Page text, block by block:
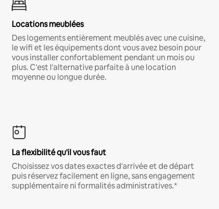
Locations meublées
Des logements entièrement meublés avec une cuisine,
le wifi et les équipements dont vous avez besoin pour
vous installer confortablement pendant un mois ou
plus. C'est l'alternative parfaite à une location
moyenne ou longue durée.
La flexibilité qu'il vous faut
Choisissez vos dates exactes d'arrivée et de départ
puis réservez facilement en ligne, sans engagement
supplémentaire ni formalités administratives.*